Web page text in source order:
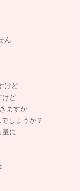
ん…
けど…
けど
ますが
しょうか？
量に